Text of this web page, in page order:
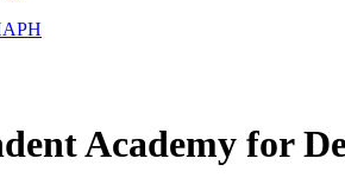
Academy for